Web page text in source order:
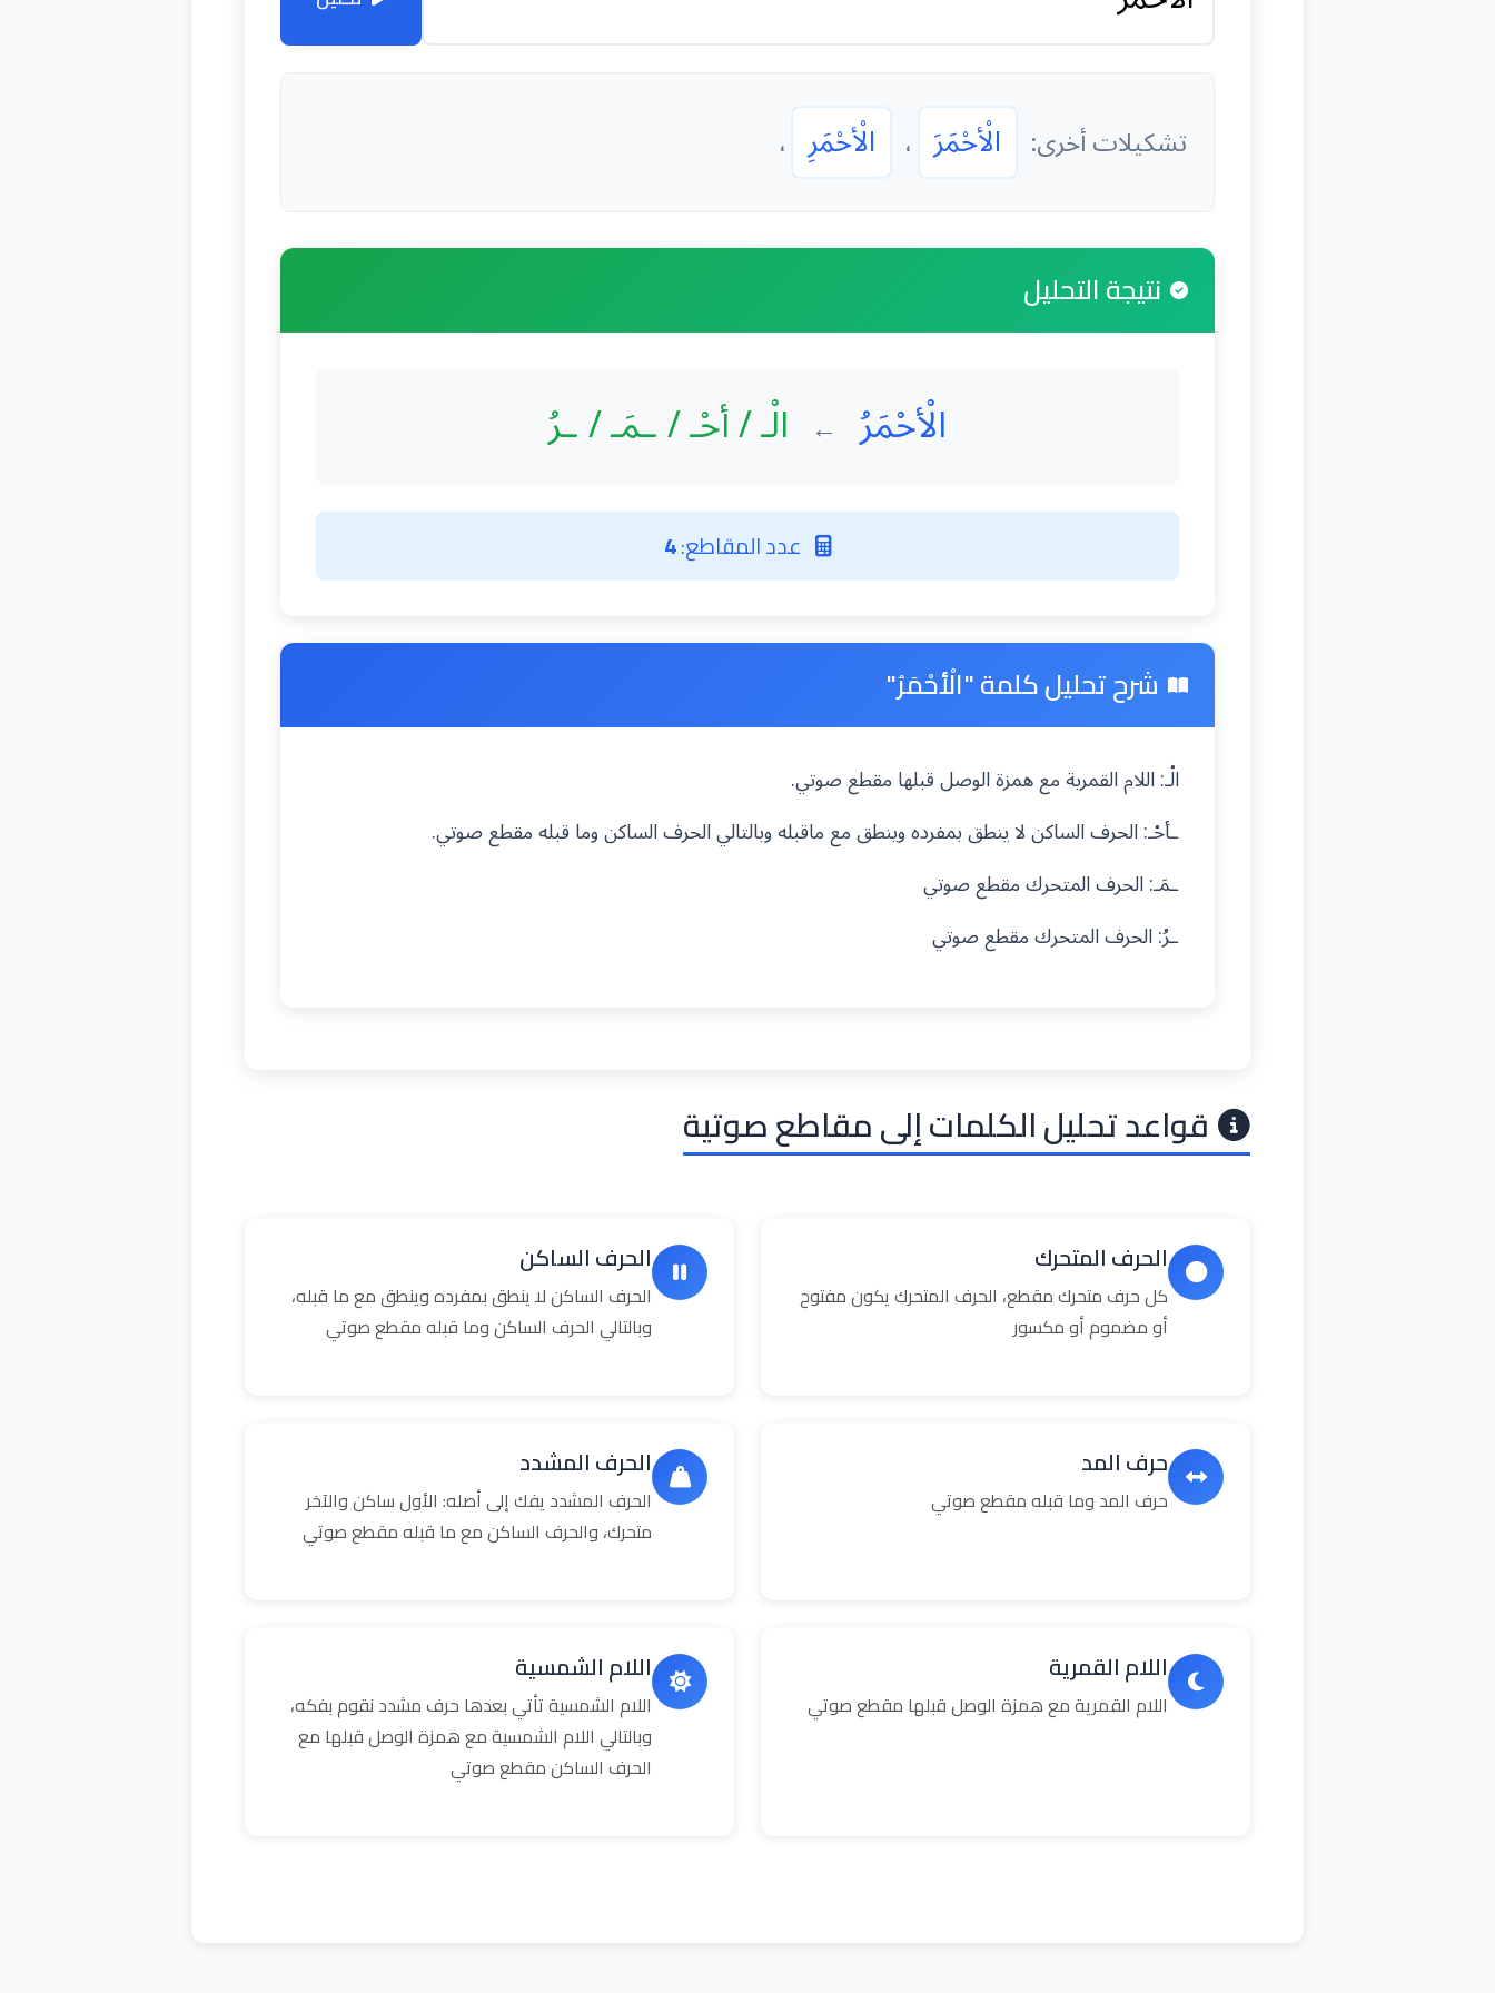
تشكيلات أخرى: الْأحْمَرَ ، الْأحْمَرِ ،
نتيجة التحليل
الْأحْمَرُ ← الْـ / أحْـ / ـمَـ / ـرُ
عدد المقاطع:4
شرح تحليل كلمة "الْأحْمَرُ"
الْـ: اللام القمرية مع همزة الوصل قبلها مقطع صوتي.
ـأحْـ: الحرف الساكن لا ينطق بمفرده وينطق مع ماقبله وبالتالي الحرف الساكن وما قبله مقطع صوتي.
ـمَـ: الحرف المتحرك مقطع صوتي
ـرُ: الحرف المتحرك مقطع صوتي
قواعد تحليل الكلمات إلى مقاطع صوتية
الحرف المتحرك
كل حرف متحرك مقطع، الحرف المتحرك يكون مفتوح
أو مضموم أو مكسور
الحرف الساكن
الحرف الساكن لا ينطق بمفرده وينطق مع ما قبله،
وبالتالي الحرف الساكن وما قبله مقطع صوتي
حرف المد
حرف المد وما قبله مقطع صوتي
الحرف المشدد
الحرف المشدد يفك إلى أصله: الأول ساكن والآخر
متحرك، والحرف الساكن مع ما قبله مقطع صوتي
اللام القمرية
اللام القمرية مع همزة الوصل قبلها مقطع صوتي
اللام الشمسية
اللام الشمسية تأتي بعدها حرف مشدد نقوم بفكه،
وبالتالي اللام الشمسية مع همزة الوصل قبلها مع
الحرف الساكن مقطع صوتي